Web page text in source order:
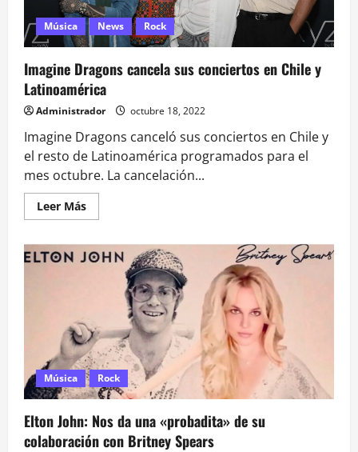
Música News Rock
Imagine Dragons cancela sus conciertos en Chile y
Latinoamérica
Administrador octubre 18, 2022
Imagine Dragons canceló sus conciertos en Chile y
el resto de Latinoamérica programados para el
mes octubre. La cancelación...
Leer MásLeer
más
Imagine
Dragons
cancela
conciertos
y
Latinoamérica
Música Rock
Elton John: Nos da una «probadita» de su
colaboración con Britney Spears